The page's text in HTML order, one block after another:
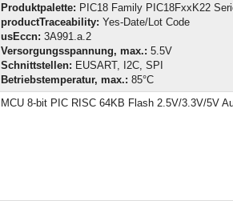
Produktpalette: PIC18 Family PIC18FxxK22
productTraceability: Yes-Date/Lot Code
usEccn: 3A991.a.2
Versorgungsspannung, max.: 5.5V
Schnittstellen: EUSART, I2C, SPI
Betriebstemperatur, max.: 85°C
MCU 8-bit PIC RISC 64KB Flash 2.5V/3.3V/5V